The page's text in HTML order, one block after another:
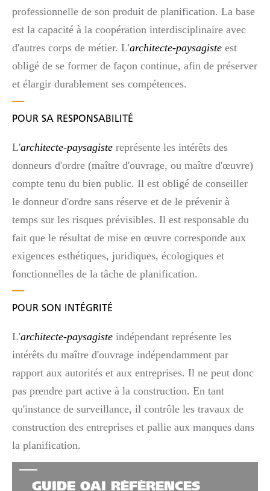
professionnelle de son produit de planification. La base
est la capacité à la coopération interdisciplinaire avec
d'autres corps de métier. L'architecte-paysagiste est
obligé de se former de façon continue, afin de préserver
et élargir durablement ses compétences.
POUR SA RESPONSABILITÉ
L'architecte-paysagiste représente les intérêts des
donneurs d'ordre (maître d'ouvrage, ou maître d'œuvre)
compte tenu du bien public. Il est obligé de conseiller
le donneur d'ordre sans réserve et de le prévenir à
temps sur les risques prévisibles. Il est responsable du
fait que le résultat de mise en œuvre corresponde aux
exigences esthétiques, juridiques, écologiques et
fonctionnelles de la tâche de planification.
POUR SON INTÉGRITÉ
L'architecte-paysagiste indépendant représente les
intérêts du maître d'ouvrage indépendamment par
rapport aux autorités et aux entreprises. Il ne peut donc
pas prendre part active à la construction. En tant
qu'instance de surveillance, il contrôle les travaux de
construction des entreprises et pallie aux manques dans
la planification.
GUIDE OAI RÉFÉRENCES